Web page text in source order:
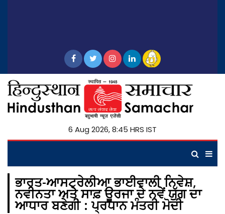
6 Aug 2026, 8:45 HRS IST
ਭਾਰਤ-ਆਸਟ੍ਰੇਲੀਆ ਭਾਈਵਾਲੀ ਨਿਵੇਸ਼,
ਨਵੀਨਤਾ ਅਤੇ ਸਾਫ਼ ਊਰਜਾ ਦੇ ਨਵੇਂ ਯੁੱਗ ਦਾ
ਆਧਾਰ ਬਣੇਗੀ : ਪ੍ਰਧਾਨ ਮੰਤਰੀ ਮੋਦੀ